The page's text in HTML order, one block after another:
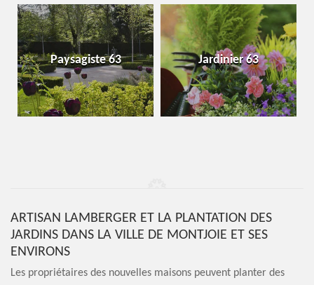
Paysagiste 63 Jardinier 63
ARTISAN LAMBERGER ET LA PLANTATION DES
JARDINS DANS LA VILLE DE MONTJOIE ET SES
ENVIRONS
Les propriétaires des nouvelles maisons peuvent planter des